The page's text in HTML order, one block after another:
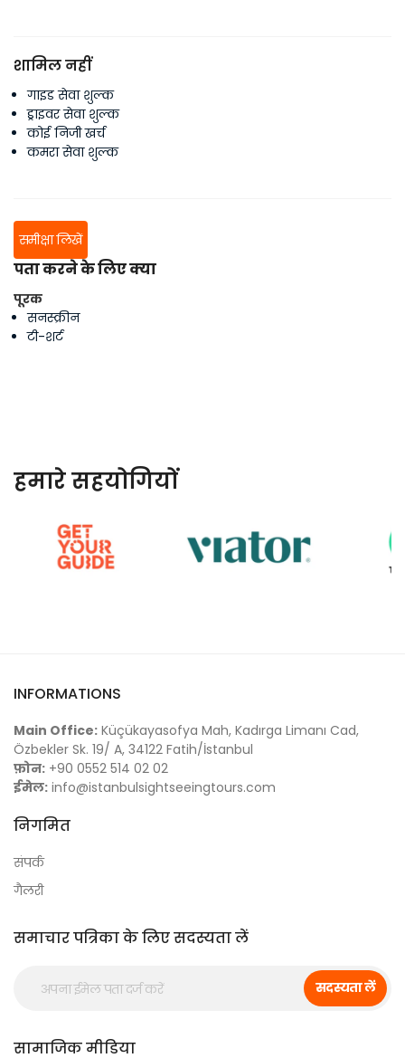
शामिल नहीं
गाइड सेवा शुल्क
ड्राइवर सेवा शुल्क
कोई निजी खर्च
कमरा सेवा शुल्क
समीक्षा लिखें
पता करने के लिए क्या
पूरक
सनस्क्रीन
टी-शर्ट
हमारे सहयोगियों
INFORMATIONS
Main Office: Küçükayasofya Mah, Kadırga Limanı Cad,
Özbekler Sk. 19/ A, 34122 Fatih/İstanbul
फ़ोन: +90 0552 514 02 02
ईमेल: info@istanbulsightseeingtours.com
निगमित
संपर्क
गैलरी
समाचार पत्रिका के लिए सदस्यता लें
सदस्यता लें
सामाजिक मीडिया